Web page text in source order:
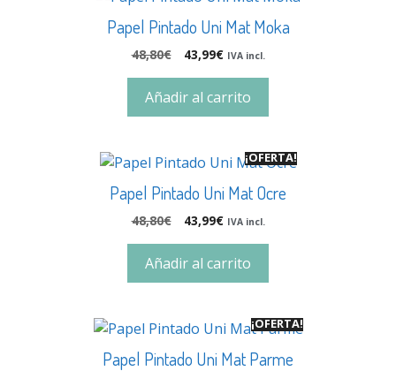
Papel Pintado Uni Mat Moka
48,80€ 43,99€ IVA incl.
Añadir al carrito
¡OFERTA!
Papel Pintado Uni Mat Ocre
48,80€ 43,99€ IVA incl.
Añadir al carrito
¡OFERTA!
Papel Pintado Uni Mat Parme